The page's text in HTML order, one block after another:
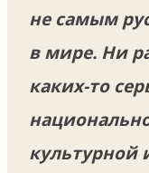
не самым
в мире. Ни
каких-то
культурной